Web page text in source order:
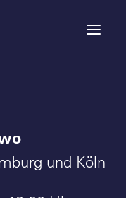
und Köln